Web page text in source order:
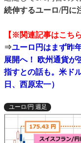
続伸するユーロ/円に
【※関連記事はこちら
⇒ユーロ円はまず昨
展開へ！ 欧州通貨が
指すとの話も。米ド
日、西原宏一）
ユーロ/円 週足